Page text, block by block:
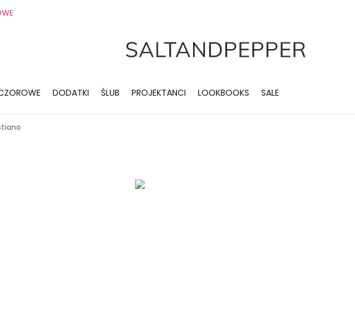
DODATKI ŚLUB PROJEKTANCI LOOKBOOKS SALE